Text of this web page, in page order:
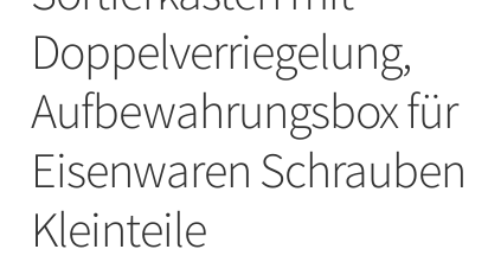
Doppelverriegelung,
Aufbewahrungsbox für
Eisenwaren Schrauben
Kleinteile